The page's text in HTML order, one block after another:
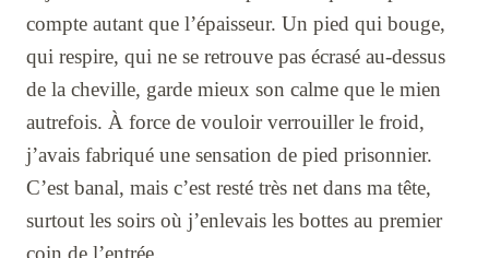
compte autant que l’épaisseur. Un pied qui bouge,
qui respire, qui ne se retrouve pas écrasé au-dessus
de la cheville, garde mieux son calme que le mien
autrefois. À force de vouloir verrouiller le froid,
j’avais fabriqué une sensation de pied prisonnier.
C’est banal, mais c’est resté très net dans ma tête,
surtout les soirs où j’enlevais les bottes au premier